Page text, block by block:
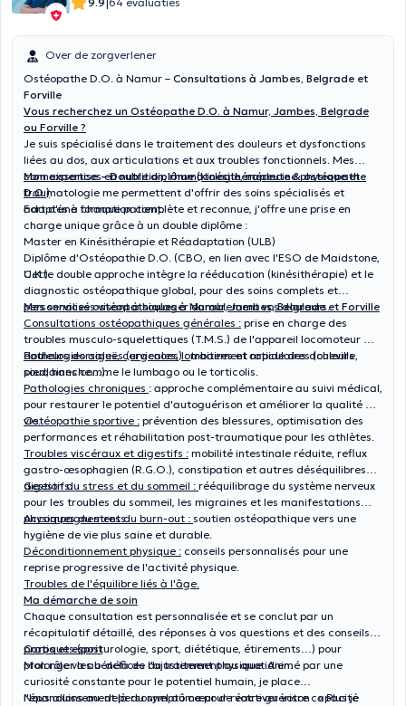
Over de zorgverlener
Ostéopathe D.O. à Namur – Consultations à Jambes, Belgrade et
Forville
Vous recherchez un Ostéopathe D.O. à Namur, Jambes, Belgrade
ou Forville ?
Je suis spécialisé dans le traitement des douleurs et dysfonctions
liées au dos, aux articulations et aux troubles fonctionnels. Mes
connaissances en nutrition, rhumatologie, médecine physique et
traumatologie me permettent d'offrir des soins spécialisés et
adaptés à chaque patient.
Mon expertise – Double diplôme (kinésithérapeute & ostéopathe
D.O.)
Fort d'une formation complète et reconnue, j'offre une prise en
charge unique grâce à un double diplôme :
Master en Kinésithérapie et Réadaptation (ULB)
Diplôme d'Ostéopathie D.O. (CBO, en lien avec l'ESO de Maidstone,
U.K.).
Cette double approche intègre la rééducation (kinésithérapie) et le
diagnostic ostéopathique global, pour des soins complets et
personnalisés visant à soulager durablement vos douleurs.
Mes services ostéopathiques à Namur, Jambes, Belgrade et Forville
Consultations ostéopathiques générales : prise en charge des
troubles musculo-squelettiques (T.M.S.) de l'appareil locomoteur —
douleurs dorsales, cervicales, lombaires et articulaires (cheville,
pied, hanche…).
Pathologies aiguës (urgences) :traitement rapide des douleurs
soudaines comme le lumbago ou le torticolis.
Pathologies chroniques : approche complémentaire au suivi médical,
pour restaurer le potentiel d'autoguérison et améliorer la qualité de
vie.
Ostéopathie sportive : prévention des blessures, optimisation des
performances et réhabilitation post-traumatique pour les athlètes.
Troubles viscéraux et digestifs : mobilité intestinale réduite, reflux
gastro-œsophagien (R.G.O.), constipation et autres déséquilibres
digestifs.
Gestion du stress et du sommeil : rééquilibrage du système nerveux
pour les troubles du sommeil, les migraines et les manifestations
physiques du stress.
Accompagnement du burn-out : soutien ostéopathique vers une
hygiène de vie plus saine et durable.
Déconditionnement physique : conseils personnalisés pour une
reprise progressive de l'activité physique.
Troubles de l'équilibre liés à l'âge.
Ma démarche de soin
Chaque consultation est personnalisée et se conclut par un
récapitulatif détaillé, des réponses à vos questions et des conseils
pratiques (posturologie, sport, diététique, étirements…) pour
prolonger les bénéfices du traitement au quotidien.
Corps et esprit
Mon rôle va au-delà de l'ajustement physique. Animé par une
curiosité constante pour le potentiel humain, je place
l'épanouissement personnel au cœur de votre guérison : « Plus je
Nous allons au-delà du symptôme pour réactiver votre capacité